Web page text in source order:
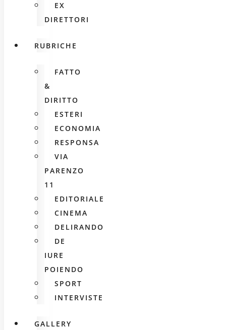
EX
DIRETTORI
RUBRICHE
FATTO
&
DIRITTO
ESTERI
ECONOMIA
RESPONSA
VIA
PARENZO
11
EDITORIALE
CINEMA
DELIRANDO
DE
IURE
POIENDO
SPORT
INTERVISTE
GALLERY